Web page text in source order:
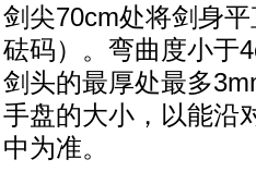
剑尖70cm处将剑身
砝码）。弯曲度小于
剑头的最厚处最多
手盘的大小，以能沿
中为准。